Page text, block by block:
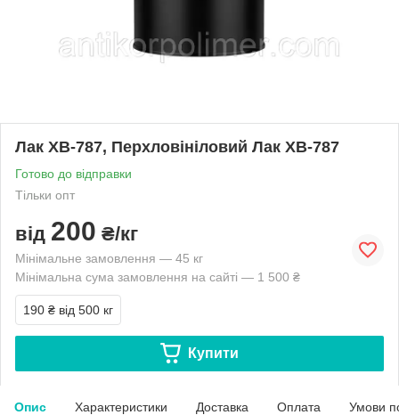
Лак ХВ-787, Перхловініловий Лак ХВ-787
Готово до відправки
Тільки опт
від 200 ₴/кг
Мінімальне замовлення — 45 кг
Мінімальна сума замовлення на сайті — 1 500 ₴
190 ₴ від 500 кг
Купити
Опис Характеристики Доставка Оплата Умови